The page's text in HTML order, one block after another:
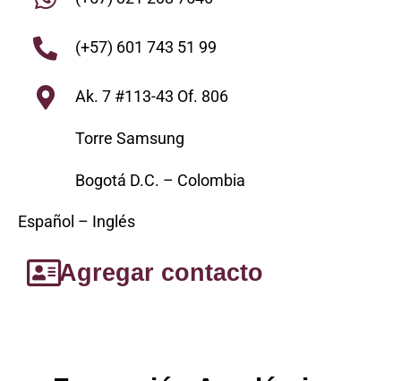
(+57) 601 743 51 99
Ak. 7 #113-43 Of. 806
Torre Samsung
Bogotá D.C. – Colombia
Español – Inglés
Agregar contacto